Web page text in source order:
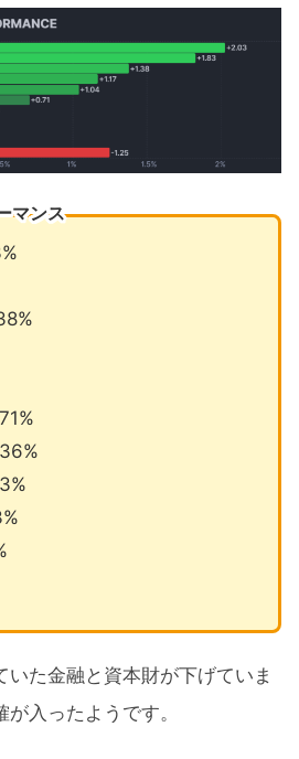
マンス
いた金融と資本財が下げていま
入ったようです。